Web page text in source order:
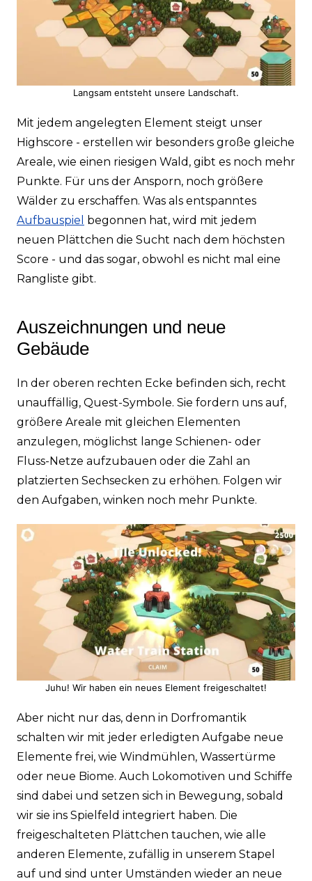
Langsam entsteht unsere Landschaft.
Mit jedem angelegten Element steigt unser
Highscore - erstellen wir besonders große gleiche
Areale, wie einen riesigen Wald, gibt es noch mehr
Punkte. Für uns der Ansporn, noch größere
Wälder zu erschaffen. Was als entspanntes
Aufbauspiel begonnen hat, wird mit jedem
neuen Plättchen die Sucht nach dem höchsten
Score - und das sogar, obwohl es nicht mal eine
Rangliste gibt.
Auszeichnungen und neue
Gebäude
In der oberen rechten Ecke befinden sich, recht
unauffällig, Quest-Symbole. Sie fordern uns auf,
größere Areale mit gleichen Elementen
anzulegen, möglichst lange Schienen- oder
Fluss-Netze aufzubauen oder die Zahl an
platzierten Sechsecken zu erhöhen. Folgen wir
den Aufgaben, winken noch mehr Punkte.
Juhu! Wir haben ein neues Element freigeschaltet!
Aber nicht nur das, denn in Dorfromantik
schalten wir mit jeder erledigten Aufgabe neue
Elemente frei, wie Windmühlen, Wassertürme
oder neue Biome. Auch Lokomotiven und Schiffe
sind dabei und setzen sich in Bewegung, sobald
wir sie ins Spielfeld integriert haben. Die
freigeschalteten Plättchen tauchen, wie alle
anderen Elemente, zufällig in unserem Stapel
auf und sind unter Umständen wieder an neue